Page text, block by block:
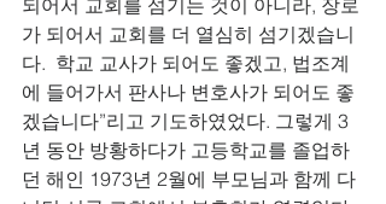
되어서 교회를 섬기는 것이 아니라, 장로
가 되어서 교회를 더 열심히 섬기겠습니
다.  학교 교사가 되어도 좋겠고, 법조계
에 들어가서 판사나 변호사가 되어도 좋
겠습니다”리고 기도하였었다. 그렇게 3
년 동안 방황하다가 고등학교를 졸업하
던 해인 1973년 2월에 부모님과 함께 다